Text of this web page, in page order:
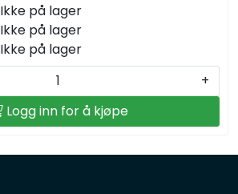
Ikke på lager
Ikke på lager
Ikke på lager
+
Logg inn for å kjøpe